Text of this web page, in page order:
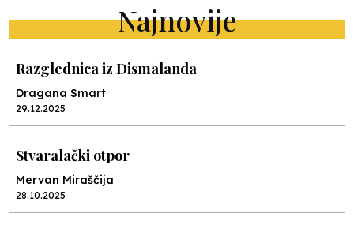
Najnovije
Razglednica iz Dismalanda
Dragana Smart
29.12.2025
Stvaralački otpor
Mervan Miraščija
28.10.2025